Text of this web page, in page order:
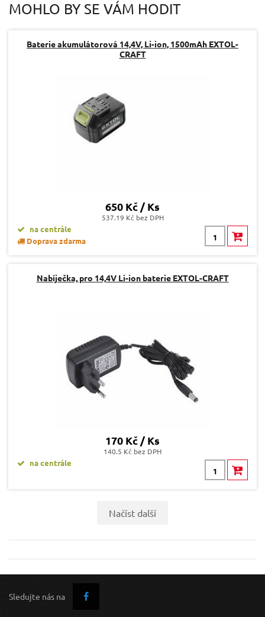
Odeslat dotaz
MOHLO BY SE VÁM HODIT
Baterie akumulátorová 14,4V, Li-ion, 1500mAh EXTOL-
CRAFT
650 Kč / Ks
537.19 Kč bez DPH
na centrále
Doprava zdarma
Nabíječka, pro 14,4V Li-ion baterie EXTOL-CRAFT
170 Kč / Ks
140.5 Kč bez DPH
na centrále
Načíst další
Sledujte nás na